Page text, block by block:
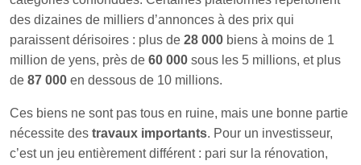
des dizaines de milliers d’annonces à des prix qui
paraissent dérisoires : plus de 28 000 biens à moins de 1
million de yens, près de 60 000 sous les 5 millions, et plus
de 87 000 en dessous de 10 millions.
Ces biens ne sont pas tous en ruine, mais une bonne partie
nécessite des travaux importants. Pour un investisseur,
c’est un jeu entièrement différent : pari sur la rénovation,